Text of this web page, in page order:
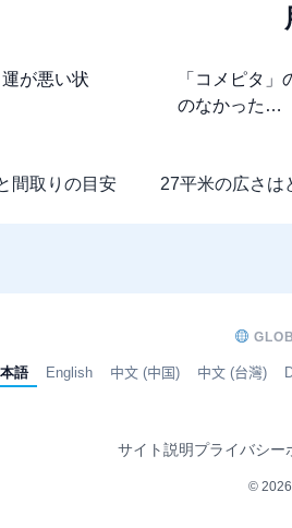
が悪い状
「コメピタ
のなかった…
間取りの目安 27平米の広さは
語 English 中文 (中国) 中文 (台灣)
サイト説明プライバシー
© 2026